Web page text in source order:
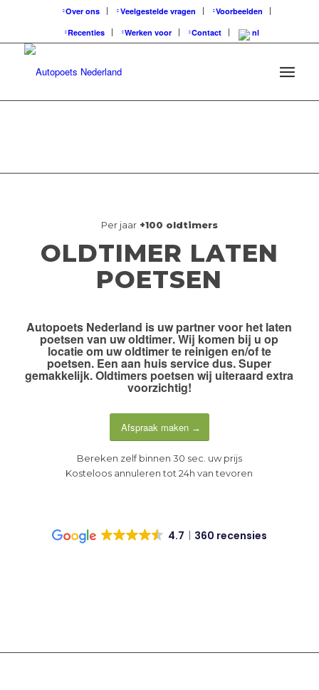
Over ons Veelgestelde vragen
Voorbeelden
Recenties
Werken voor Contact
Per jaar+100 oldtimers
OLDTIMER LATEN
POETSEN
Autopoets Nederland is uw partner voor het laten
poetsen van uw oldtimer. Wij komen bij u op
locatie om uw oldtimer te reinigen en/of te
poetsen. Een aan huis service dus. Super
gemakkelijk. Oldtimers poetsen wij uiteraard extra
voorzichtig!
Afspraak maken
Bereken zelf binnen 30 sec. uw prijs
Kosteloos annuleren tot 24h van tevoren
4.7 360 recensies